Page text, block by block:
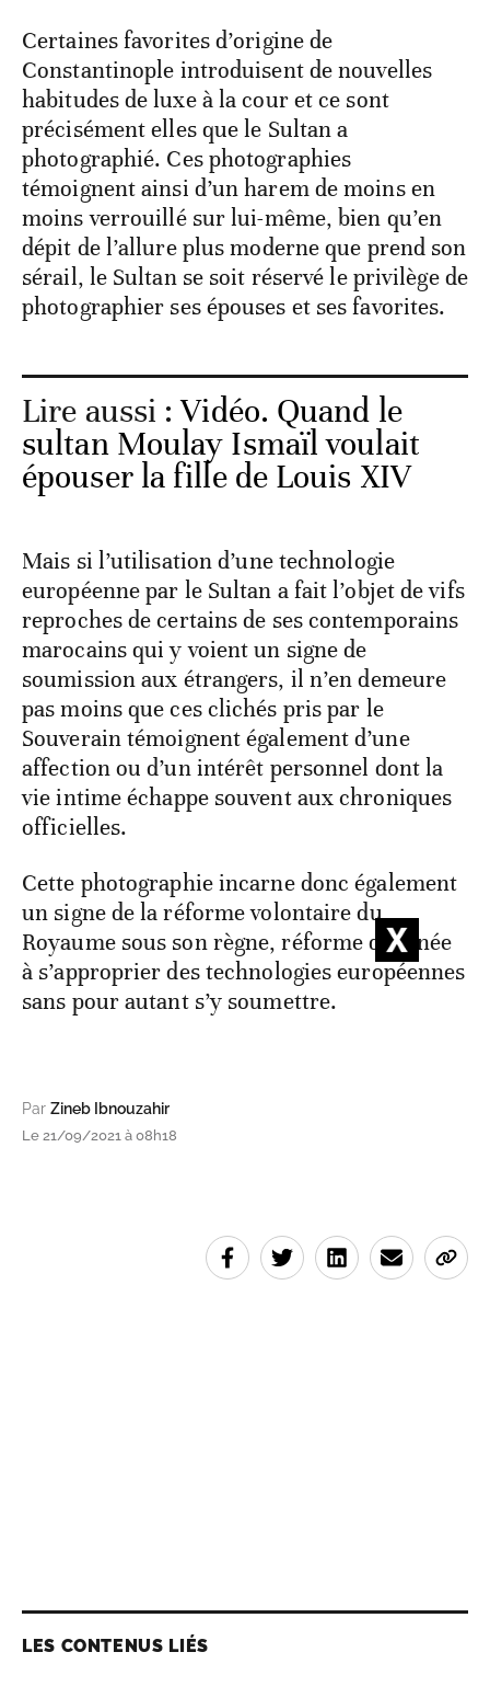
Certaines favorites d’origine de
Constantinople introduisent de nouvelles
habitudes de luxe à la cour et ce sont
précisément elles que le Sultan a
photographié. Ces photographies
témoignent ainsi d’un harem de moins en
moins verrouillé sur lui-même, bien qu’en
dépit de l’allure plus moderne que prend son
sérail, le Sultan se soit réservé le privilège de
photographier ses épouses et ses favorites.
Lire aussi :Vidéo. Quand le
sultan Moulay Ismaïl voulait
épouser la fille de Louis XIV
Mais si l’utilisation d’une technologie
européenne par le Sultan a fait l’objet de vifs
reproches de certains de ses contemporains
marocains qui y voient un signe de
soumission aux étrangers, il n’en demeure
pas moins que ces clichés pris par le
Souverain témoignent également d’une
affection ou d’un intérêt personnel dont la
vie intime échappe souvent aux chroniques
officielles.
Cette photographie incarne donc également
un signe de la réforme volontaire du
Royaume sous son règne, réforme destinée
à s’approprier des technologies européennes
sans pour autant s’y soumettre.
Par Zineb Ibnouzahir
Le 21/09/2021 à 08h18
LES CONTENUS LIÉS